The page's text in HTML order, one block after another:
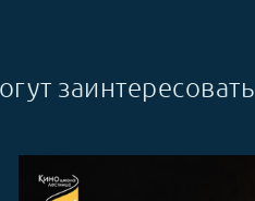
заинтересовать